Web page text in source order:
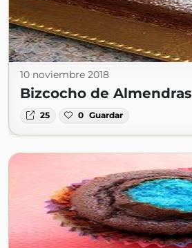
10 noviembre 2018
Bizcocho de Almendras
25 0 Guardar